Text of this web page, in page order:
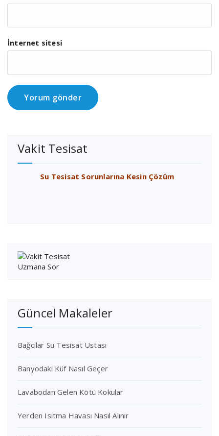
İnternet sitesi
Vakit Tesisat
Su Tesisat Sorunlarına Kesin Çözüm
Güncel Makaleler
Bağcılar Su Tesisat Ustası
Banyodaki Küf Nasıl Geçer
Lavabodan Gelen Kötü Kokular
Yerden Isıtma Havası Nasıl Alınır